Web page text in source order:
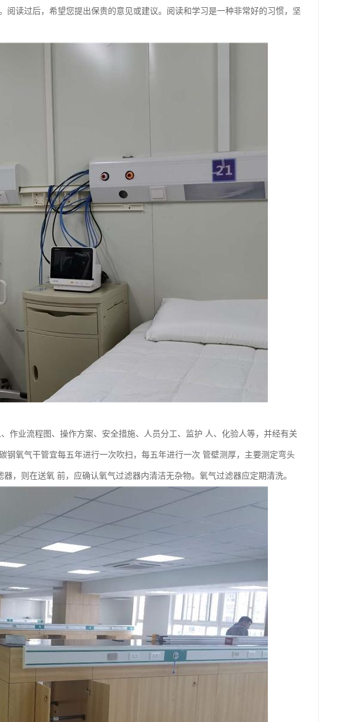
阅读过后，希望您提出保贵的意见或建议。阅读和学习是一种非常好的习惯，坚
作业流程图、操作方案、安全措施、人员分工、监护 人、化验人等，并经有关
氧气干管宜每五年进行一次吹扫，每五年进行一次 管壁测厚，主要测定弯头
，则在送氧 前，应确认氧气过滤器内清洁无杂物。氧气过滤器应定期清洗。